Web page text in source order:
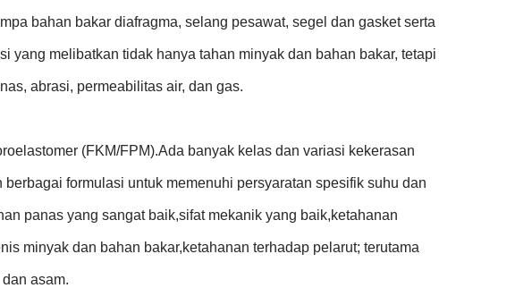
bahan bakar diafragma, selang pesawat, segel dan gasket serta
yang melibatkan tidak hanya tahan minyak dan bahan bakar, tetapi
abrasi, permeabilitas air, dan gas.
(FKM/FPM).Ada banyak kelas dan variasi kekerasan
formulasi untuk memenuhi persyaratan spesifik suhu dan
panas yang sangat baik,sifat mekanik yang baik,ketahanan
minyak dan bahan bakar,ketahanan terhadap pelarut; terutama
asam.